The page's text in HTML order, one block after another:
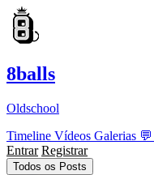
8balls
Oldschool
Timeline Vídeos Galerias 💬
Entrar Registrar
Todos os Posts